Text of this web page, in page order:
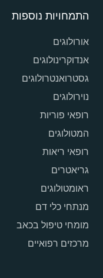
התמחויות נוספות
אורולוגים
אנדוקרינולוגים
גסטרואנטרולוגים
נוירולוגים
רופאי פוריות
המטולוגים
רופאי ריאות
גריאטרים
ראומטולוגים
מנתחי כלי דם
מומחי טיפול בכאב
מרכזים רפואיים